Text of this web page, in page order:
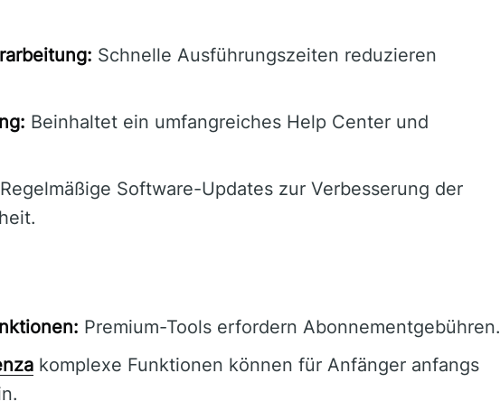
Schnelle Ausführungszeiten reduzieren
Beinhaltet ein umfangreiches Help Center und
Regelmäßige Software-Updates zur Verbesserung der
Premium-Tools erfordern Abonnementgebühren.
komplexe Funktionen können für Anfänger anfangs